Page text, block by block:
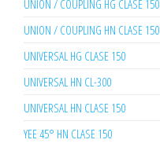
UNION / COUPLING HG CLASE 150
UNION / COUPLING HN CLASE 150
UNIVERSAL HG CLASE 150
UNIVERSAL HN CL-300
UNIVERSAL HN CLASE 150
YEE 45° HN CLASE 150